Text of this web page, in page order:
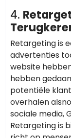
4.
Retargeting is
advertenties
website
hebben
potentiële
overhalen
sociale media,
Retargeting is